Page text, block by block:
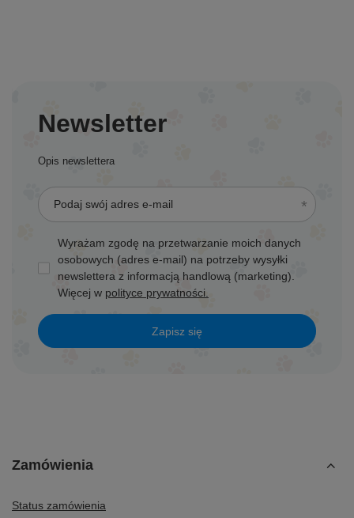
Newsletter
Opis newslettera
Podaj swój adres e-mail
Wyrażam zgodę na przetwarzanie moich danych
osobowych (adres e-mail) na potrzeby wysyłki
newslettera z informacją handlową (marketing).
Więcej w polityce prywatności.
Zapisz się
Zamówienia
Status zamówienia